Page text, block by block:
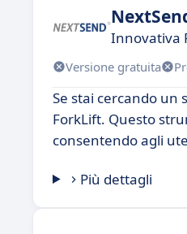
Innovativa
Versione gratuita
Se stai cercando
ForkLift. Questo
consentendo agli
Più dettagli